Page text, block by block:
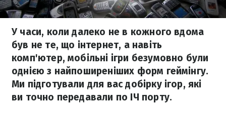
У часи, коли далеко не в кожного вдома
був не те, що інтернет, а навіть
комп'ютер, мобільні ігри безумовно були
однією з найпоширеніших форм геймінгу.
Ми підготували для вас добірку ігор, які
ви точно передавали по ІЧ порту.